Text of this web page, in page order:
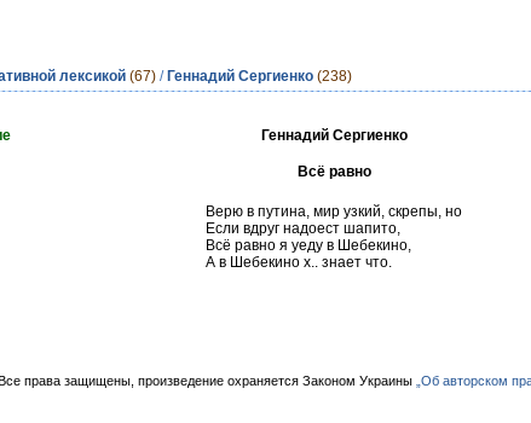
лексикой (67) / Геннадий Сергиенко (238)
Геннадий Сергиенко
Всё равно
Верю в путина, мир узкий, скрепы, но
Если вдруг надоест шапито,
Всё равно я уеду в Шебекино,
А в Шебекино х.. знает что.
права защищены, произведение охраняется Законом Украины „Об авторском